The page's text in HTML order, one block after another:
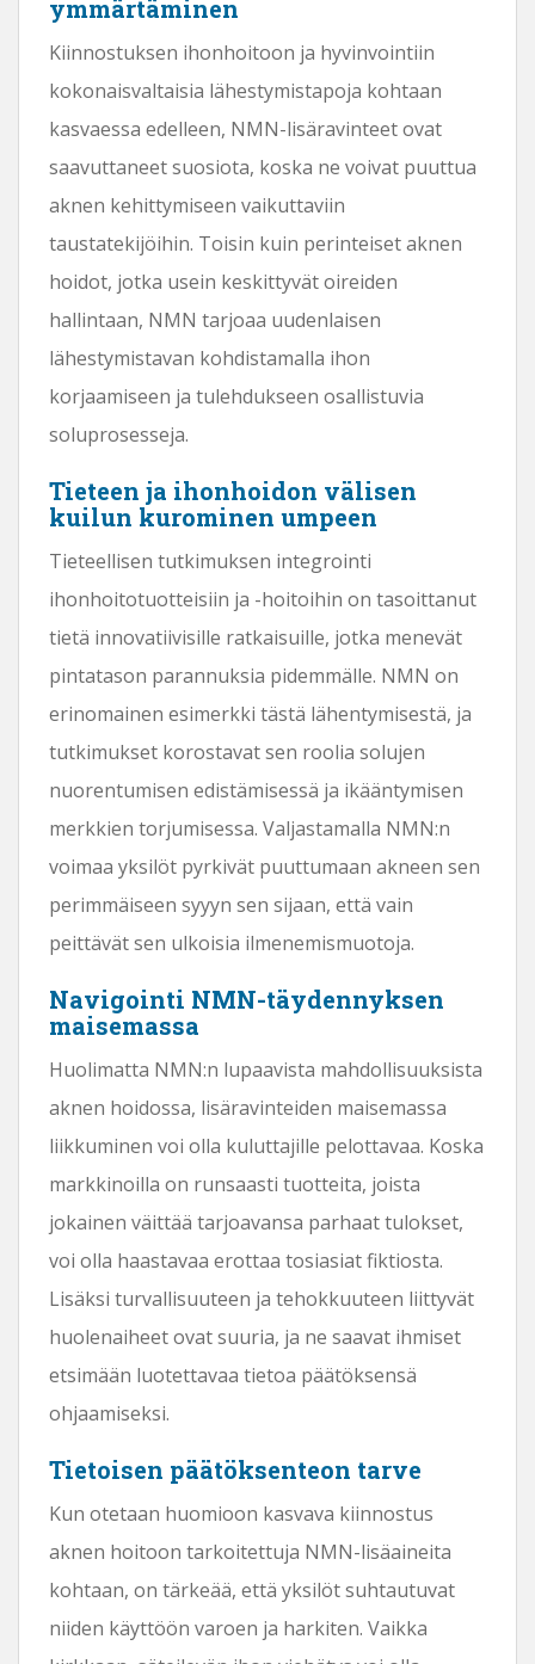
ymmärtäminen
Kiinnostuksen ihonhoitoon ja hyvinvointiin
kokonaisvaltaisia ​​lähestymistapoja kohtaan
kasvaessa edelleen, NMN-lisäravinteet ovat
saavuttaneet suosiota, koska ne voivat puuttua
aknen kehittymiseen vaikuttaviin
taustatekijöihin. Toisin kuin perinteiset aknen
hoidot, jotka usein keskittyvät oireiden
hallintaan, NMN tarjoaa uudenlaisen
lähestymistavan kohdistamalla ihon
korjaamiseen ja tulehdukseen osallistuvia
soluprosesseja.
Tieteen ja ihonhoidon välisen
kuilun kurominen umpeen
Tieteellisen tutkimuksen integrointi
ihonhoitotuotteisiin ja -hoitoihin on tasoittanut
tietä innovatiivisille ratkaisuille, jotka menevät
pintatason parannuksia pidemmälle. NMN on
erinomainen esimerkki tästä lähentymisestä, ja
tutkimukset korostavat sen roolia solujen
nuorentumisen edistämisessä ja ikääntymisen
merkkien torjumisessa. Valjastamalla NMN:n
voimaa yksilöt pyrkivät puuttumaan akneen sen
perimmäiseen syyyn sen sijaan, että vain
peittävät sen ulkoisia ilmenemismuotoja.
Navigointi NMN-täydennyksen
maisemassa
Huolimatta NMN:n lupaavista mahdollisuuksista
aknen hoidossa, lisäravinteiden maisemassa
liikkuminen voi olla kuluttajille pelottavaa. Koska
markkinoilla on runsaasti tuotteita, joista
jokainen väittää tarjoavansa parhaat tulokset,
voi olla haastavaa erottaa tosiasiat fiktiosta.
Lisäksi turvallisuuteen ja tehokkuuteen liittyvät
huolenaiheet ovat suuria, ja ne saavat ihmiset
etsimään luotettavaa tietoa päätöksensä
ohjaamiseksi.
Tietoisen päätöksenteon tarve
Kun otetaan huomioon kasvava kiinnostus
aknen hoitoon tarkoitettuja NMN-lisäaineita
kohtaan, on tärkeää, että yksilöt suhtautuvat
niiden käyttöön varoen ja harkiten. Vaikka